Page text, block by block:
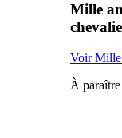
Mille
Voir Mille
À paraître